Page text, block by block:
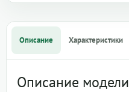
Описание Характеристики
Описание модели